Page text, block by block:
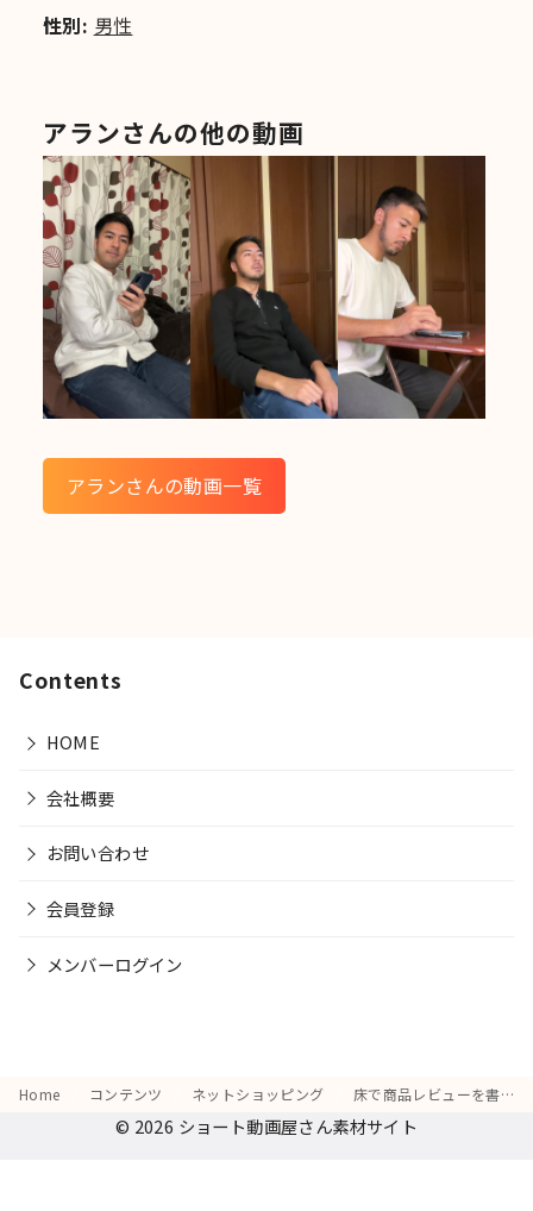
性別: 男性
アランさんの他の動画
アランさんの動画一覧
Contents
HOME
会社概要
お問い合わせ
会員登録
メンバーログイン
Home コンテンツ ネットショッピング 床で商品レビューを書きながら、「他の人にもこれを勧めたい」と感じる動作
© 2026 ショート動画屋さん素材サイト